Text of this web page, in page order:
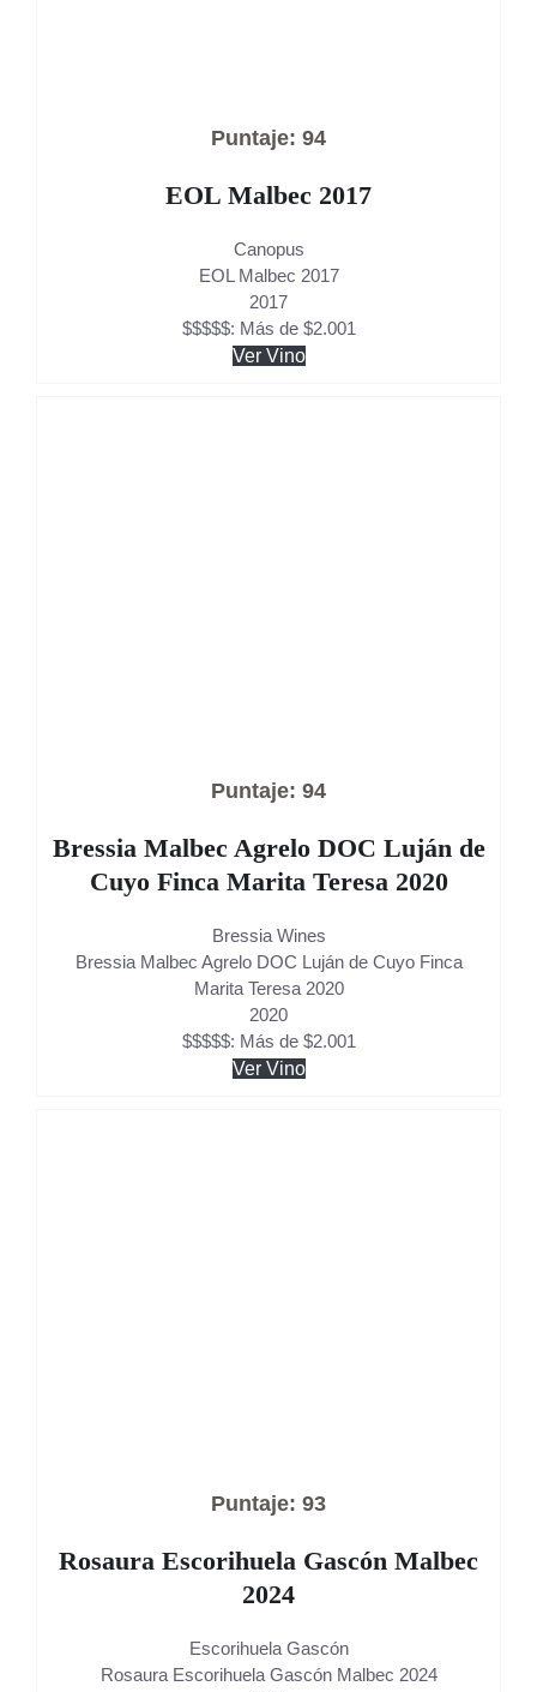
Puntaje: 94
EOL Malbec 2017
Canopus
EOL Malbec 2017
2017
$$$$$: Más de $2.001
Ver Vino
Puntaje: 94
Bressia Malbec Agrelo DOC Luján de
Cuyo Finca Marita Teresa 2020
Bressia Wines
Bressia Malbec Agrelo DOC Luján de Cuyo Finca
Marita Teresa 2020
2020
$$$$$: Más de $2.001
Ver Vino
Puntaje: 93
Rosaura Escorihuela Gascón Malbec
2024
Escorihuela Gascón
Rosaura Escorihuela Gascón Malbec 2024